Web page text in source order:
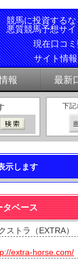
競馬に投資する
悪質競馬予想サ
現在口コ
サイト情
報 最新
下記
示します
タベース
ストラ（EXTRA）
extra-horse.com/